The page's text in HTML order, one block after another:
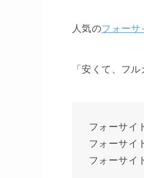
人気のフォーサ
「安くて、フ
フォーサイ
フォーサイ
フォーサイ